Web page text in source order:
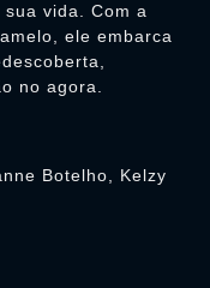
vida. Com a
ele embarca
no agora.
Botelho, Kelzy